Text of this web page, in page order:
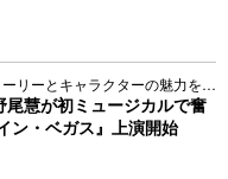
リーとキャラクターの魅力を解
慧が初ミュージカルで奮
ン・ベガス』上演開始